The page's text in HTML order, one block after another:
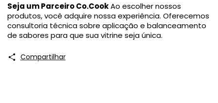
Seja um Parceiro Co.CookAo escolher nossos
produtos, você adquire nossa experiência. Oferecemos
consultoria técnica sobre aplicação e balanceamento
de sabores para que sua vitrine seja única.
Compartilhar